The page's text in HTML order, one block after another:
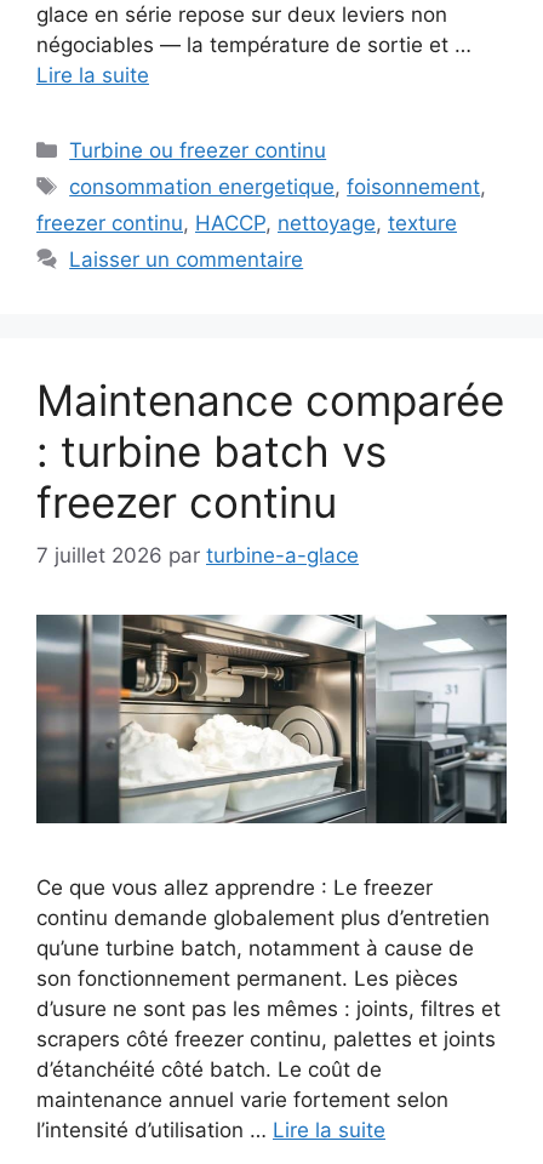
glace en série repose sur deux leviers non
négociables — la température de sortie et …
Lire la suite
Catégories
Turbine ou freezer continu
Étiquettes
consommation energetique,foisonnement,
freezer continu, HACCP, nettoyage, texture
Laisser un commentaire
Maintenance comparée
: turbine batch vs
freezer continu
7 juillet 2026 par turbine-a-glace
Ce que vous allez apprendre : Le freezer
continu demande globalement plus d’entretien
qu’une turbine batch, notamment à cause de
son fonctionnement permanent. Les pièces
d’usure ne sont pas les mêmes : joints, filtres et
scrapers côté freezer continu, palettes et joints
d’étanchéité côté batch. Le coût de
maintenance annuel varie fortement selon
l’intensité d’utilisation … Lire la suite